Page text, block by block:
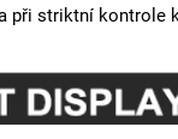
striktní kontrole